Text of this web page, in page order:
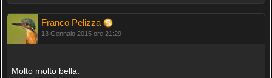
Franco Pelizza
13 Gennaio 2015 ore 21:29
Molto molto bella.